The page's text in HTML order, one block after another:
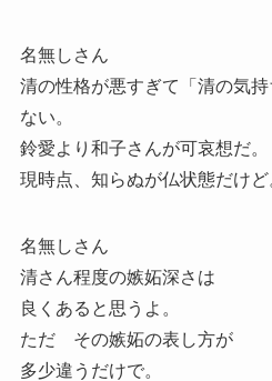
名無しさん
清の性格が悪すぎて「清の気
ない。
鈴愛より和子さんが可哀想だ。
現時点、知らぬが仏状態だけど
名無しさん
清さん程度の嫉妬深さは
良くあると思うよ。
ただ その嫉妬の表し方が
多少違うだけで。